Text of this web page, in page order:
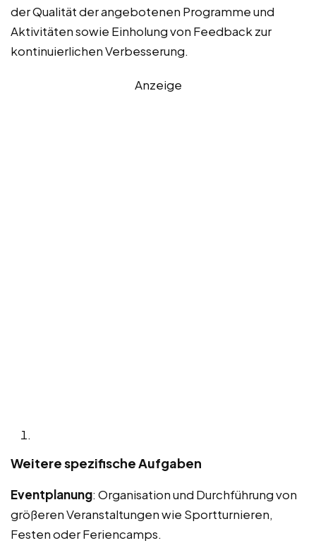
der Qualität der angebotenen Programme und
Aktivitäten sowie Einholung von Feedback zur
kontinuierlichen Verbesserung.
Anzeige
Weitere spezifische Aufgaben
Eventplanung: Organisation und Durchführung von
größeren Veranstaltungen wie Sportturnieren,
Festen oder Feriencamps.